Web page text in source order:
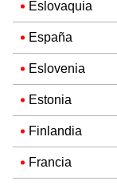
Eslovaquia
España
Eslovenia
Estonia
Finlandia
Francia